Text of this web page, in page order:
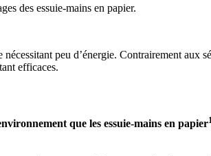
des essuie-mains en papier.
peu d’énergie. Contrairement aux
efficaces.
que les essuie-mains en papier1